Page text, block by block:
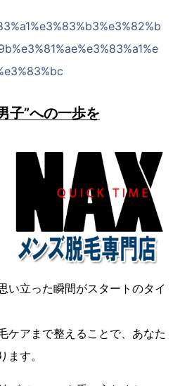
子”への一歩を
い立った瞬間がスタートのタイ
ケアまで整えることで、あなた
す。